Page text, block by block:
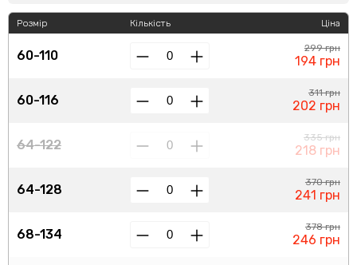
Розмір
60-110
60-116
64-122
64-128
68-134
Кількість Ціна
299 грн
194 грн
311 грн
202 грн
335 грн
218 грн
370 грн
241 грн
378 грн
246 грн